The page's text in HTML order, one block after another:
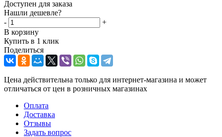
Доступен для заказа
Нашли дешевле?
-
+
В корзину
Купить в 1 клик
Поделиться
Цена действительна только для интернет-магазина и может
отличаться от цен в розничных магазинах
Оплата
Доставка
Отзывы
Задать вопрос